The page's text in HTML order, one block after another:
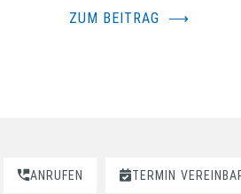
ZUM BEITRAG ⟶
ANRUFEN TERMIN